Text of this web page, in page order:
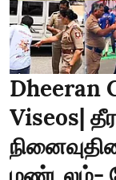
Dheeran
Viseos|